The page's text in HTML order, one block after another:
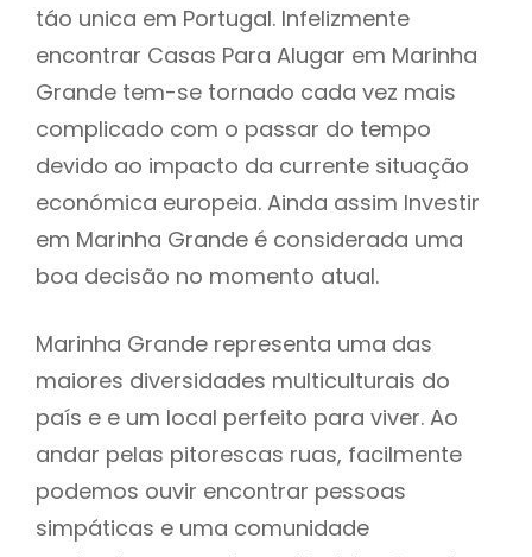
táo unica em Portugal. Infelizmente
encontrar Casas Para Alugar em Marinha
Grande tem-se tornado cada vez mais
complicado com o passar do tempo
devido ao impacto da currente situação
económica europeia. Ainda assim Investir
em Marinha Grande é considerada uma
boa decisão no momento atual.
Marinha Grande representa uma das
maiores diversidades multiculturais do
país e e um local perfeito para viver. Ao
andar pelas pitorescas ruas, facilmente
podemos ouvir encontrar pessoas
simpáticas e uma comunidade